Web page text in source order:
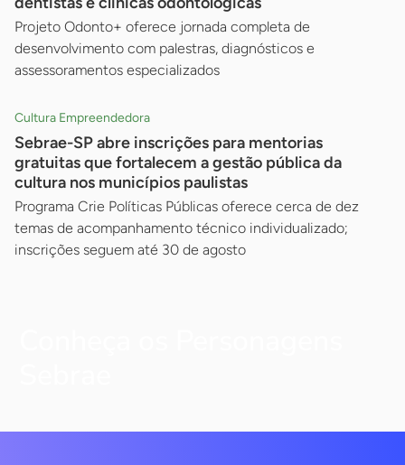
Projeto Odonto+ oferece jornada completa de
desenvolvimento com palestras, diagnósticos e
assessoramentos especializados
Cultura Empreendedora
Sebrae-SP abre inscrições para mentorias
gratuitas que fortalecem a gestão pública da
cultura nos municípios paulistas
Programa Crie Políticas Públicas oferece cerca de dez
temas de acompanhamento técnico individualizado;
inscrições seguem até 30 de agosto